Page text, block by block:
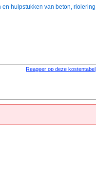
en hulpstukken van beton, riolering
Reageer op deze kostentabel